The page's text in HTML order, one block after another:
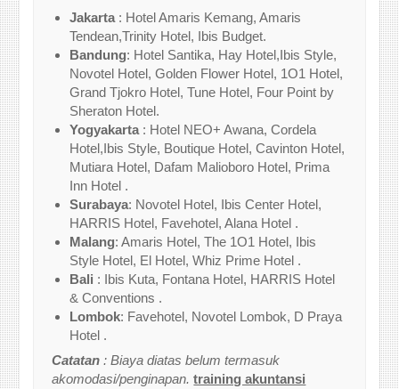
Jakarta : Hotel Amaris Kemang, Amaris
Tendean,Trinity Hotel, Ibis Budget.
Bandung: Hotel Santika, Hay Hotel,Ibis Style,
Novotel Hotel, Golden Flower Hotel, 1O1 Hotel,
Grand Tjokro Hotel, Tune Hotel, Four Point by
Sheraton Hotel.
Yogyakarta : Hotel NEO+ Awana, Cordela
Hotel,Ibis Style, Boutique Hotel, Cavinton Hotel,
Mutiara Hotel, Dafam Malioboro Hotel, Prima
Inn Hotel .
Surabaya: Novotel Hotel, Ibis Center Hotel,
HARRIS Hotel, Favehotel, Alana Hotel .
Malang: Amaris Hotel, The 1O1 Hotel, Ibis
Style Hotel, El Hotel, Whiz Prime Hotel .
Bali : Ibis Kuta, Fontana Hotel, HARRIS Hotel
& Conventions .
Lombok: Favehotel, Novotel Lombok, D Praya
Hotel .
Catatan: Biaya diatas belum termasuk
akomodasi/penginapan.training akuntansi